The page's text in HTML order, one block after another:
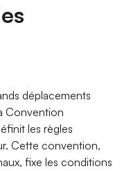
déplacements
Convention
les règles
Cette convention,
fixe les conditions